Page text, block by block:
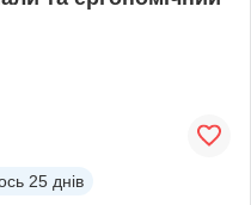
25 днів